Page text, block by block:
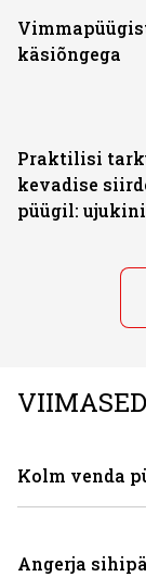
käsiõngega
Praktilisi
kevadise
püügil:
Kolm venda
Angerja